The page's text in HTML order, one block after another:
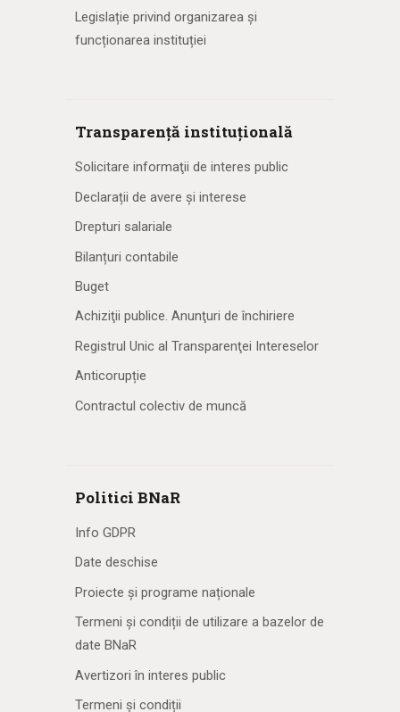
Legislație privind organizarea și
funcționarea instituției
Transparență instituțională
Solicitare informaţii de interes public
Declarații de avere și interese
Drepturi salariale
Bilanțuri contabile
Buget
Achiziţii publice. Anunţuri de închiriere
Registrul Unic al Transparenţei Intereselor
Anticorupție
Contractul colectiv de muncă
Politici BNaR
Info GDPR
Date deschise
Proiecte și programe naționale
Termeni și condiții de utilizare a bazelor de
date BNaR
Avertizori în interes public
Termeni și condiții